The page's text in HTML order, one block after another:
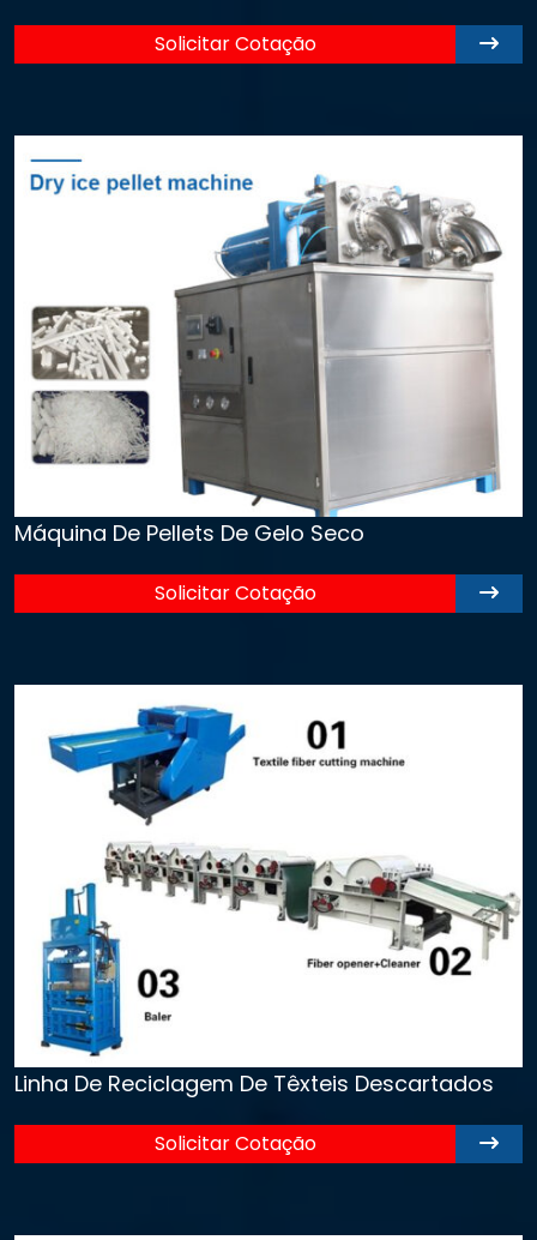
Solicitar Cotação
Máquina De Pellets De Gelo Seco
Solicitar Cotação
Linha De Reciclagem De Têxteis Descartados
Solicitar Cotação